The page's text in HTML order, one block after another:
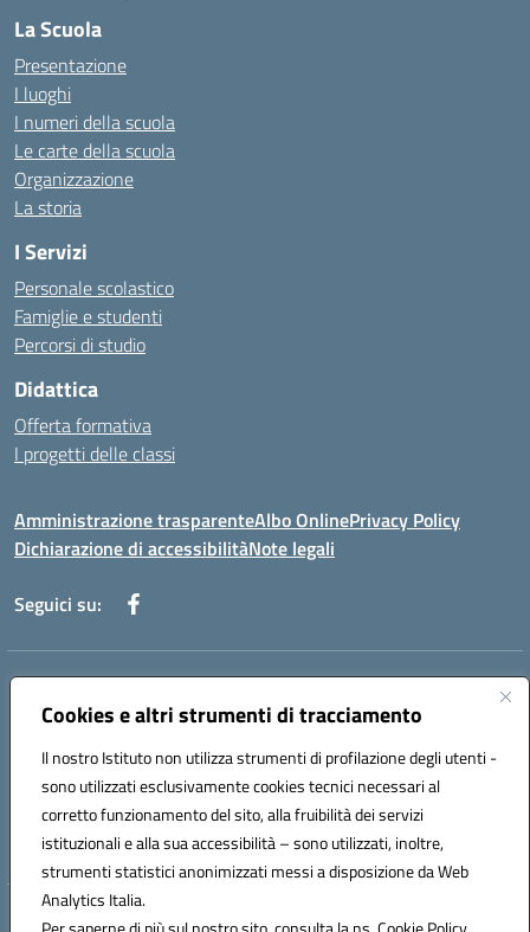
Cookies e altri strumenti di tracciamento
Il nostro Istituto non utilizza strumenti di profilazione degli utenti -
sono utilizzati esclusivamente cookies tecnici necessari al
corretto funzionamento del sito, alla fruibilità dei servizi
istituzionali e alla sua accessibilità – sono utilizzati, inoltre,
strumenti statistici anonimizzati messi a disposizione da Web
Analytics Italia.
La Scuola
Presentazione
I luoghi
I numeri della scuola
Le carte della scuola
Organizzazione
La storia
I Servizi
Personale scolastico
Famiglie e studenti
Percorsi di studio
Didattica
Offerta formativa
I progetti delle classi
Amministrazione trasparenteAlbo OnlinePrivacy Policy
Dichiarazione di accessibilitàNote legali
Seguici su:
Indirizzo:
Centralino:+39 0965 78 12 60 Email:rcic841003@istruzione.it
Codice fiscale: 92034530805
Codice meccanografico:
rcic841003
Codice Indice delle Pubbliche Amministrazioni (IPA): istsc_rcic841003
Hosting & Powered by 3D Solution S.r.l.